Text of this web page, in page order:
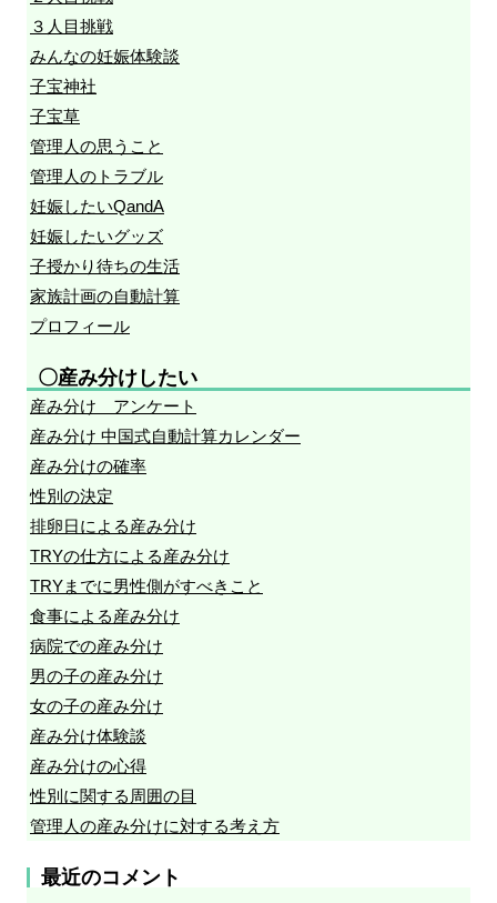
３人目挑戦
みんなの妊娠体験談
子宝神社
子宝草
管理人の思うこと
管理人のトラブル
妊娠したいQandA
妊娠したいグッズ
子授かり待ちの生活
家族計画の自動計算
プロフィール
〇産み分けしたい
産み分け アンケート
産み分け 中国式自動計算カレンダー
産み分けの確率
性別の決定
排卵日による産み分け
TRYの仕方による産み分け
TRYまでに男性側がすべきこと
食事による産み分け
病院での産み分け
男の子の産み分け
女の子の産み分け
産み分け体験談
産み分けの心得
性別に関する周囲の目
管理人の産み分けに対する考え方
最近のコメント